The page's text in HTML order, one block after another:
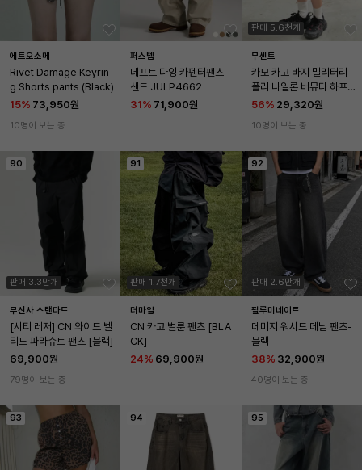
에트오소메
Rivet Damage Keyrin
g Shorts pants (Black)
15% 73,950원
10명이 보는 중
퍼스텝
데프트 다잉 카펜터팬츠
샌드 JULP4662
31% 71,900원
판매 5.6천개
무센트
카모 카고 바지 밀리터리
폴리 나일론 버뮤다 하프
팬츠 남녀공용
56% 29,320원
10명이 보는 중
90
판매 3.3만개
무신사 스탠다드
[시티 레저] CN 와이드 벨
티드 파라슈트 팬츠 [블랙]
69,900원
79명이 보는 중
91
판매 1.7천개
더마일
CN 카고 벌룬 팬츠 [BLA
CK]
24% 69,900원
92
판매 2.6만개
필루미네이트
데미지 워시드 데님 팬츠-
블랙
38% 32,900원
40명이 보는 중
93 94 95